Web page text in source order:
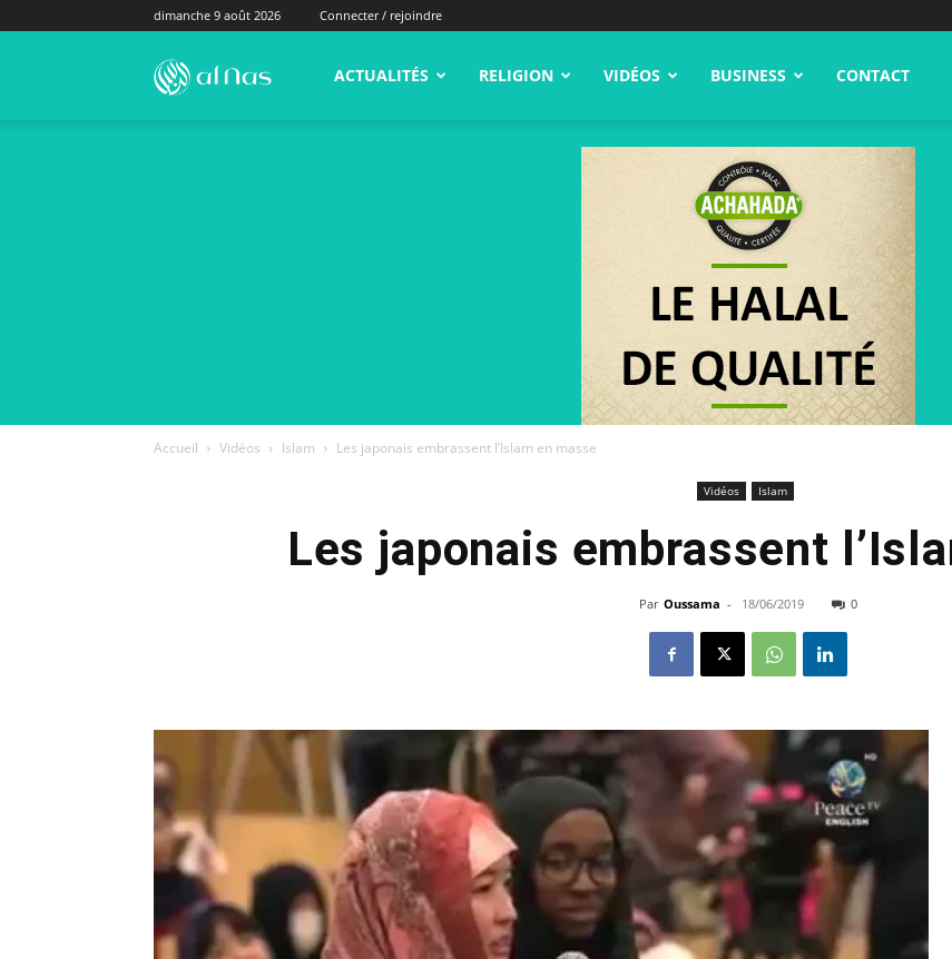
dimanche 9 août 2026 Connecter / rejoindre
alNas.fr ACTUALITÉS RELIGION VIDÉOS BUSINESS CONTACT
Accueil Vidéos Islam Les japonais embrassent l’Islam en masse
Vidéos Islam
Les japonais embrassent
Par Oussama - 18/06/2019 0